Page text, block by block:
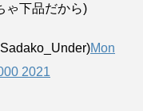
ゃ下品だから)
Mon
2021